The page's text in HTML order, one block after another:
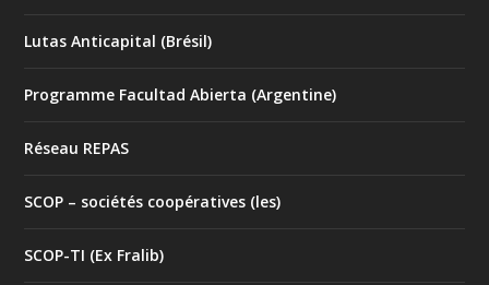
Lutas Anticapital (Brésil)
Programme Facultad Abierta (Argentine)
Réseau REPAS
SCOP – sociétés coopératives (les)
SCOP-TI (Ex Fralib)